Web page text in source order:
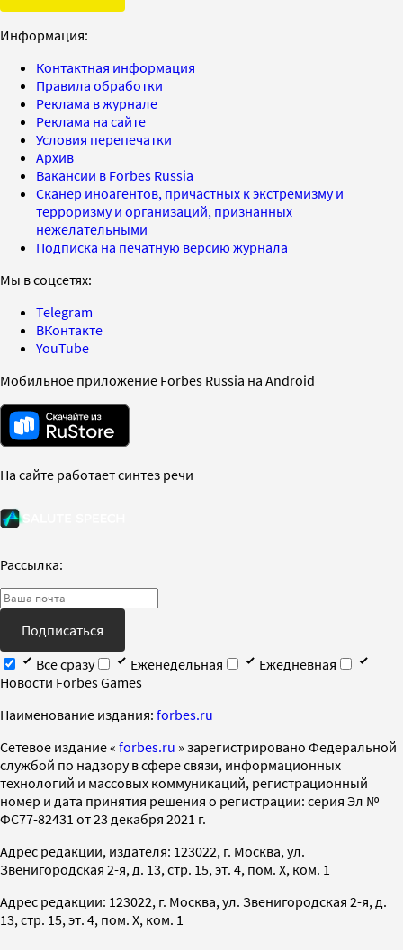
Информация:
Контактная информация
Правила обработки
Реклама в журнале
Реклама на сайте
Условия перепечатки
Архив
Вакансии в Forbes Russia
Сканер иноагентов, причастных к экстремизму и
терроризму и организаций, признанных
нежелательными
Подписка на печатную версию журнала
Мы в соцсетях:
Telegram
ВКонтакте
YouTube
Мобильное приложение Forbes Russia на Android
На сайте работает синтез речи
Рассылка:
Подписаться
Все сразу
Еженедельная
Ежедневная
Новости Forbes Games
Наименование издания: forbes.ru
Cетевое издание « forbes.ru » зарегистрировано Федеральной
службой по надзору в сфере связи, информационных
технологий и массовых коммуникаций, регистрационный
номер и дата принятия решения о регистрации: серия Эл №
ФС77-82431 от 23 декабря 2021 г.
Адрес редакции, издателя: 123022, г. Москва, ул.
Звенигородская 2-я, д. 13, стр. 15, эт. 4, пом. X, ком. 1
Адрес редакции: 123022, г. Москва, ул. Звенигородская 2-я, д.
13, стр. 15, эт. 4, пом. X, ком. 1